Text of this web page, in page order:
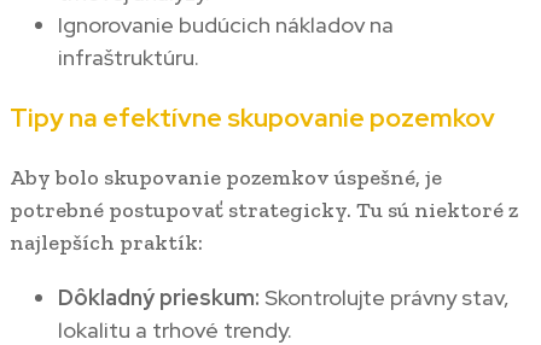
Ignorovanie budúcich nákladov na
infraštruktúru.
Tipy na efektívne skupovanie pozemkov
Aby bolo skupovanie pozemkov úspešné, je
potrebné postupovať strategicky. Tu sú niektoré z
najlepších praktík:
Dôkladný prieskum: Skontrolujte právny stav,
lokalitu a trhové trendy.